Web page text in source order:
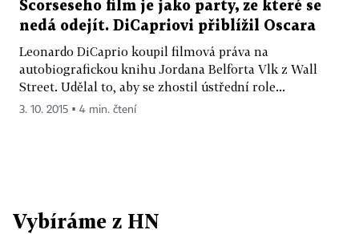
Scorseseho film je jako party, ze které se
nedá odejít. DiCapriovi přiblížil Oscara
Leonardo DiCaprio koupil filmová práva na
autobiografickou knihu Jordana Belforta Vlk z Wall
Street. Udělal to, aby se zhostil ústřední role...
3. 10. 2015 ▪ 4 min. čtení
Vybíráme z HN